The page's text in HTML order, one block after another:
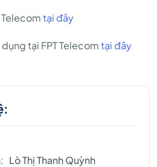
Telecomtại đây
tại FPT Telecomtại đây
Lò Thị Thanh Quỳnh